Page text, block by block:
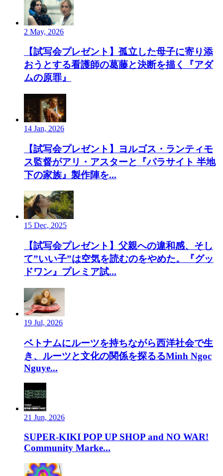
2 May, 2026
【試写会プレゼント】孤立した母子に寄り添
おうとする看護師の葛藤と決断を描く『アダ
ムの原罪』
14 Jan, 2026
【試写会プレゼント】ヨルゴス・ランティモ
ス監督がアリ・アスターと『パラサイト 半地
下の家族』製作陣を...
15 Dec, 2025
【試写会プレゼント】父親への違和感、そし
て”いい子”は空気を読むのをやめた。『グッ
ドワン』プレミア試...
19 Jul, 2026
ベトナムにルーツを持ちながら西洋社会で生
き、ルーツと文化の関係を探るるMinh Ngoc
Nguye...
21 Jun, 2026
SUPER-KIKI POP UP SHOP and NO WAR!
Community Marke...